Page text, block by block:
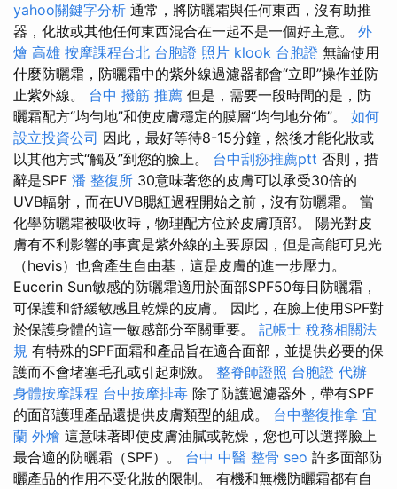
yahoo關鍵字分析 通常，將防曬霜與任何東西，沒有助推
器，化妝或其他任何東西混合在一起不是一個好主意。 外
燴 高雄 按摩課程台北 台胞證 照片 klook 台胞證 無論使用
什麼防曬霜，防曬霜中的紫外線過濾器都會“立即”操作並防
止紫外線。 台中 撥筋 推薦 但是，需要一段時間的是，防
曬霜配方“均勻地”和使皮膚穩定的膜層“均勻地分佈”。 如何
設立投資公司 因此，最好等待8-15分鐘，然後才能化妝或
以其他方式“觸及”到您的臉上。 台中刮痧推薦ptt 否則，措
辭是SPF 潘 整復所 30意味著您的皮膚可以承受30倍的
UVB輻射，而在UVB腮紅過程開始之前，沒有防曬霜。 當
化學防曬霜被吸收時，物理配方位於皮膚頂部。 陽光對皮
膚有不利影響的事實是紫外線的主要原因，但是高能可見光
（hevis）也會產生自由基，這是皮膚的進一步壓力。
Eucerin Sun敏感的防曬霜適用於面部SPF50每日防曬霜，
可保護和舒緩敏感且乾燥的皮膚。 因此，在臉上使用SPF對
於保護身體的這一敏感部分至關重要。 記帳士 稅務相關法
規 有特殊的SPF面霜和產品旨在適合面部，並提供必要的保
護而不會堵塞毛孔或引起刺激。 整脊師證照 台胞證 代辦
身體按摩課程 台中按摩排毒 除了防護過濾器外，帶有SPF
的面部護理產品還提供皮膚類型的組成。 台中整復推拿 宜
蘭 外燴 這意味著即使皮膚油膩或乾燥，您也可以選擇臉上
最合適的防曬霜（SPF）。 台中 中醫 整骨 seo 許多面部防
曬產品的作用不受化妝的限制。 有機和無機防曬霜都有自